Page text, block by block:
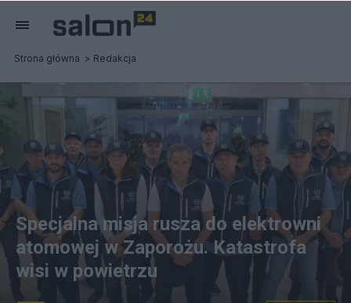
Strona główna Redakcja
Specjalna misja rusza do elektrowni
atomowej w Zaporożu. Katastrofa
wisi w powietrzu